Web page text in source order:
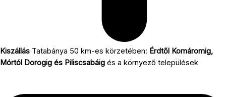
Kiszállás Tatabánya 50 km-es körzetében: Érdtől Komáromig,
Mórtól Dorogig és Piliscsabáig és a környező települések